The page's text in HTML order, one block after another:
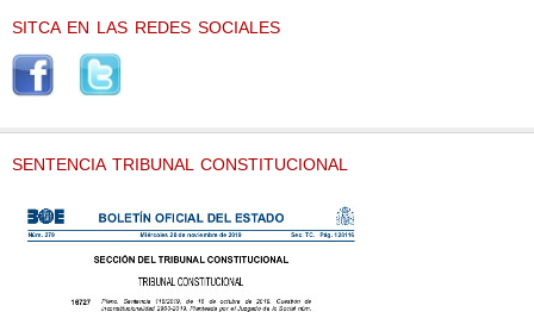
SITCA EN LAS REDES SOCIALES
SENTENCIA TRIBUNAL CONSTITUCIONAL